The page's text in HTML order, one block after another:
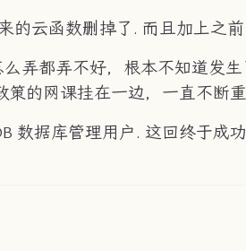
云函数删掉了. 而且加上之
弄都弄不好，根本不知道发
的网课挂在一边，一直不断
数据库管理用户. 这回终于